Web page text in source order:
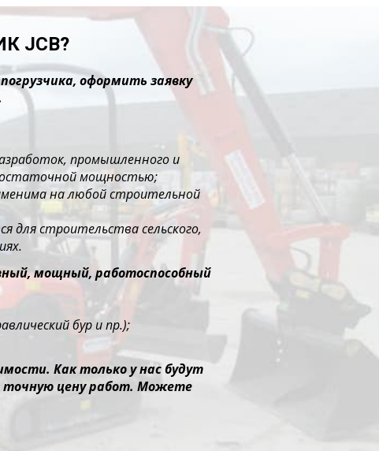
JCB?
оформить заявку
промышленного и
мощностью;
на любой строительной
для строительства сельского,
мощный, работоспособный
бур и пр.);
Как только у нас будут
точную цену работ. Можете